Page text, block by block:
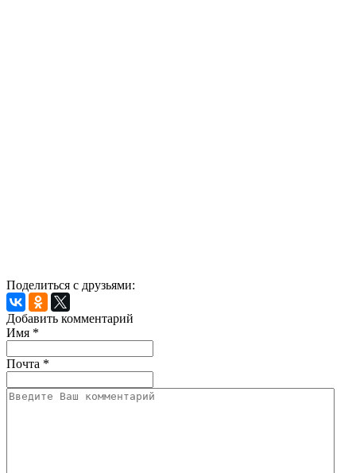
Поделиться с друзьями:
Добавить комментарий
Имя *
Почта *